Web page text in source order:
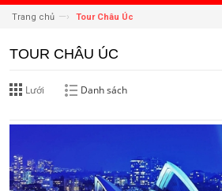
Trang chủ —› Tour Châu Úc
TOUR CHÂU ÚC
Lưới Danh sách